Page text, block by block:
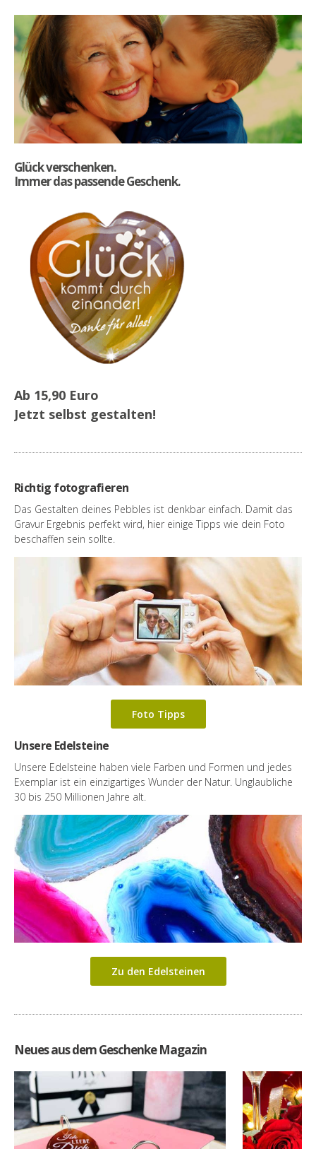
Glück verschenken.
Immer das passende Geschenk.
Ab 15,90 Euro
Jetzt selbst gestalten!
Richtig fotografieren
Das Gestalten deines Pebbles ist denkbar einfach. Damit das
Gravur Ergebnis perfekt wird, hier einige Tipps wie dein Foto
beschaffen sein sollte.
Foto Tipps
Unsere Edelsteine
Unsere Edelsteine haben viele Farben und Formen und jedes
Exemplar ist ein einzigartiges Wunder der Natur. Unglaubliche
30 bis 250 Millionen Jahre alt.
Zu den Edelsteinen
Neues aus dem Geschenke Magazin